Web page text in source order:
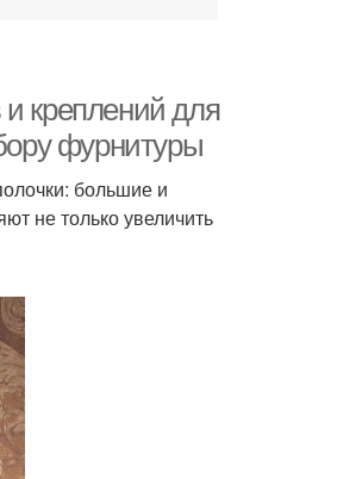
креплений для
фурнитуры
большие и
не только увеличить